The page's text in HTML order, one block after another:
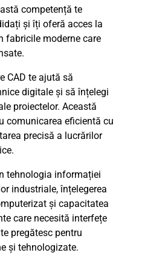
competență te
și îți oferă acces la
fabricile moderne care
CAD te ajută să
digitale și să înțelegi
proiectelor. Această
comunicarea eficientă cu
precisă a lucrărilor
tehnologia informației
industriale, înțelegerea
și capacitatea
care necesită interfețe
pregătesc pentru
și tehnologizate.